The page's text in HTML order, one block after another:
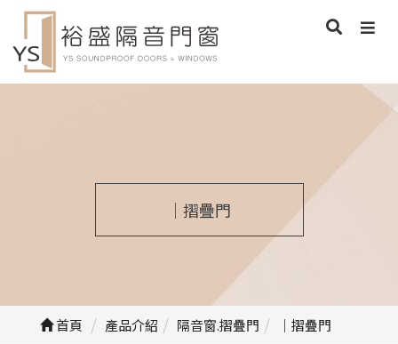
｜摺疊門
首頁 產品介紹 隔音窗.摺疊門 ｜摺疊門